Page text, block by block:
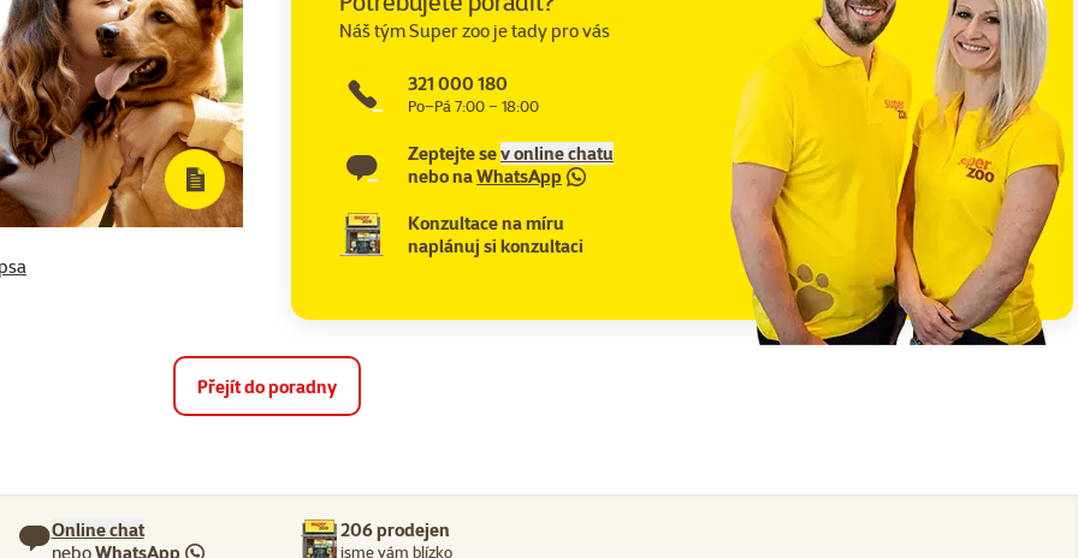
Náš tým Super zoo je tady pro vás
321 000 180
Po–Pá 7:00 – 18:00
Zeptejte sev online chatu
nebo naWhatsApp
Konzultace na míru
naplánuj si konzultaci
Přejít do poradny
Online chat
neboWhatsApp
206 prodejen
jsme vám blízko